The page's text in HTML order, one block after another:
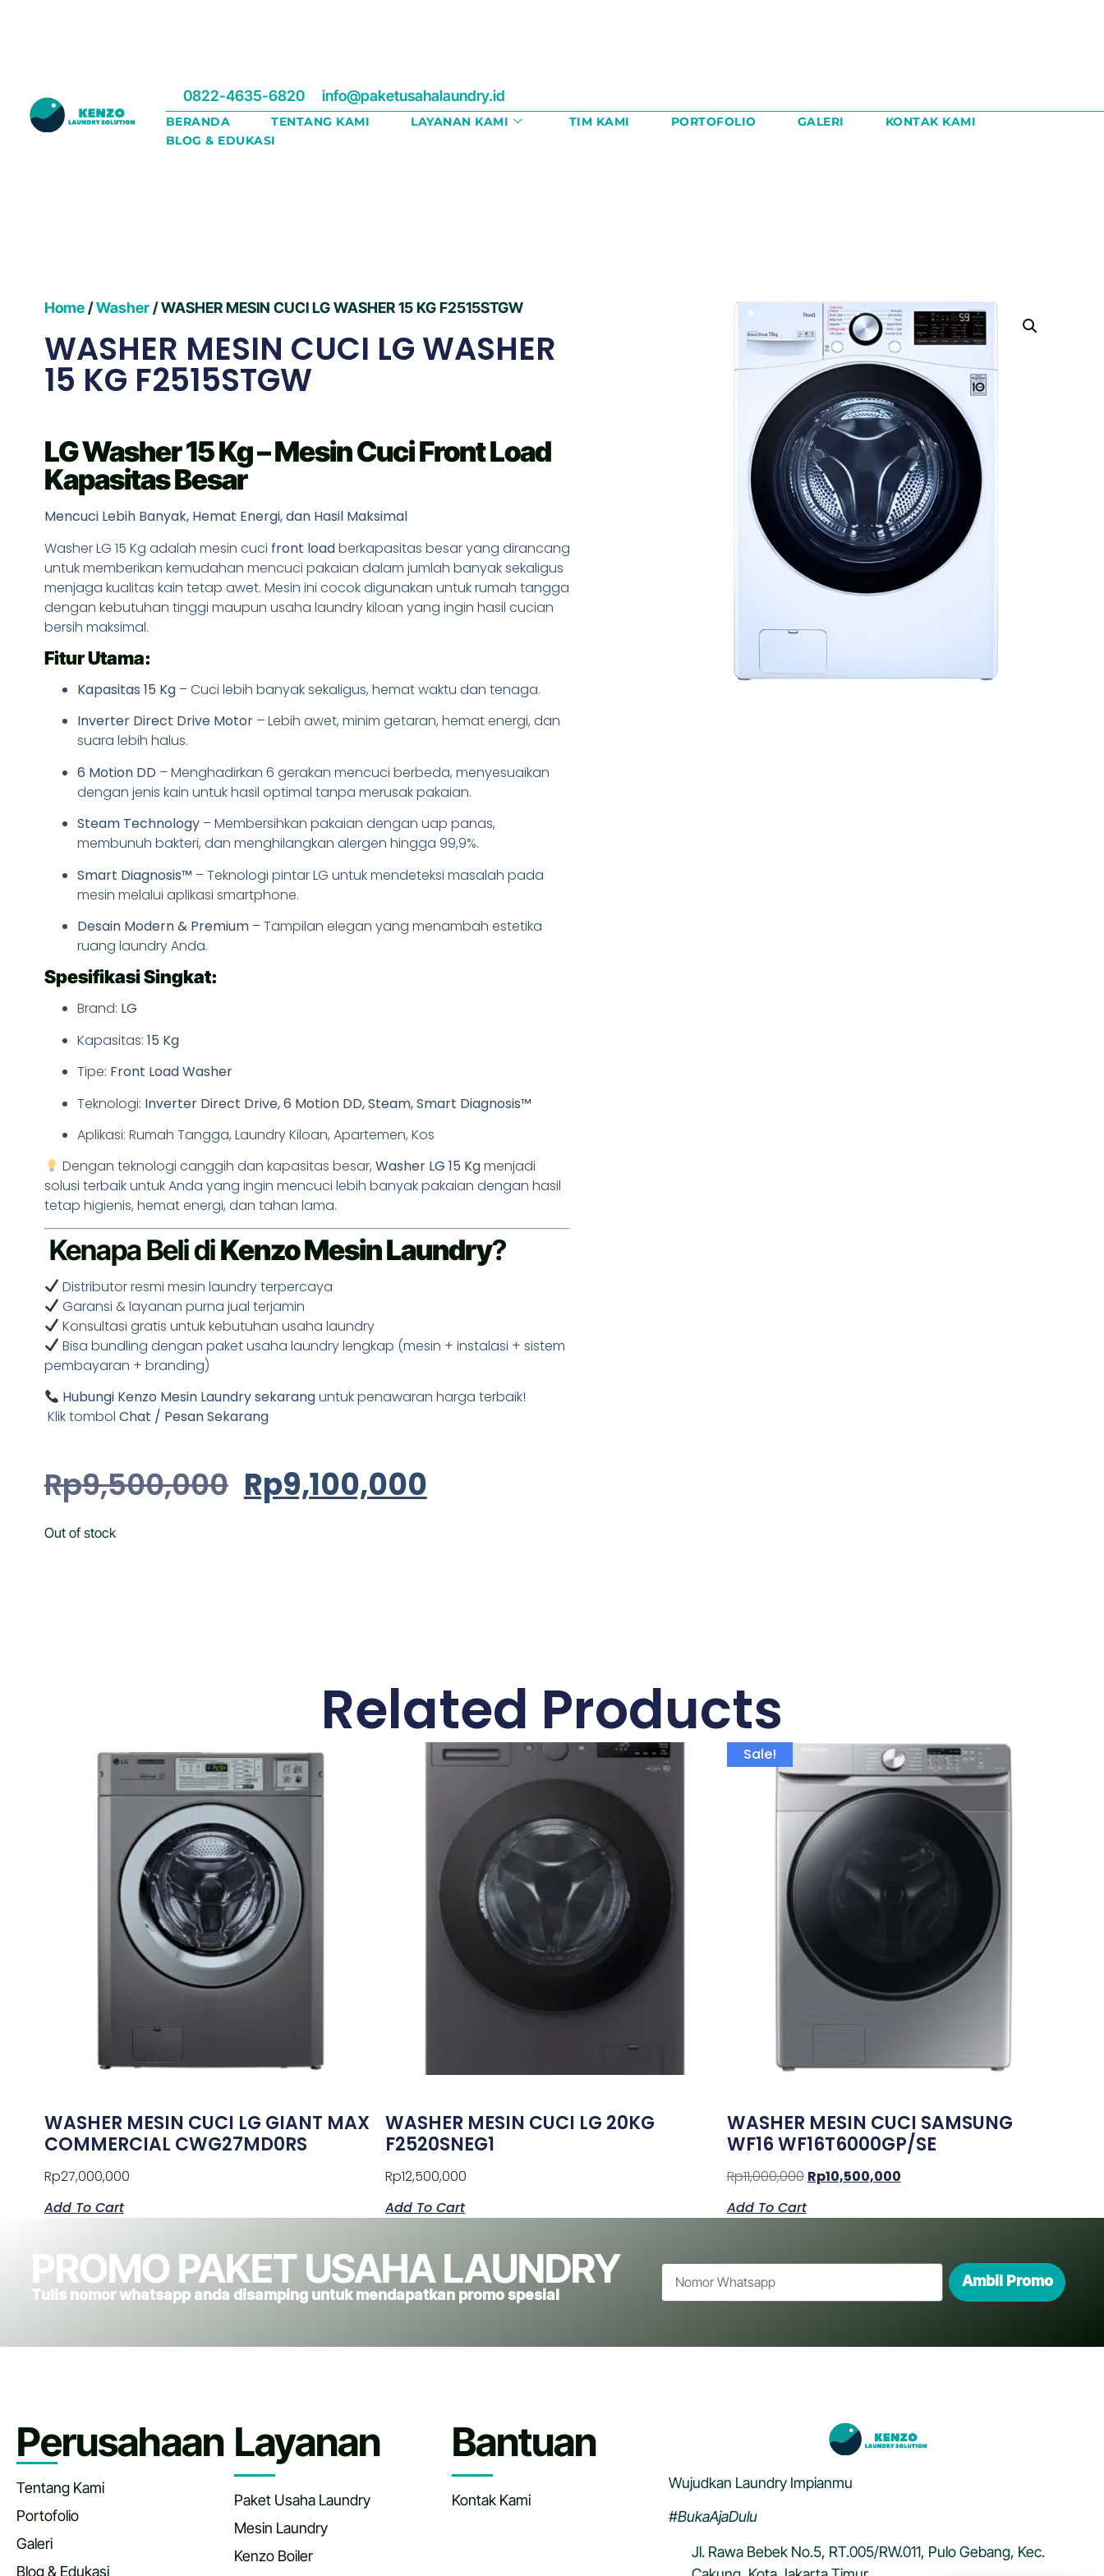
0822-4635-6820 info@paketusahalaundry.id
BERANDA TENTANG KAMI LAYANAN KAMI TIM KAMI PORTOFOLIO GALERI
KONTAK KAMI
BLOG & EDUKASI
Home/Washer/ WASHER MESIN CUCI LG WASHER 15 KG F2515STGW
WASHER MESIN CUCI LG WASHER
15 KG F2515STGW
LG Washer 15 Kg – Mesin Cuci Front Load
Kapasitas Besar
Mencuci Lebih Banyak, Hemat Energi, dan Hasil Maksimal
Washer LG 15 Kg adalah mesin cuci front loadberkapasitas besar yang dirancang
untuk memberikan kemudahan mencuci pakaian dalam jumlah banyak sekaligus
menjaga kualitas kain tetap awet. Mesin ini cocok digunakan untuk rumah tangga
dengan kebutuhan tinggi maupun usaha laundry kiloan yang ingin hasil cucian
bersih maksimal.
Fitur Utama:
Kapasitas 15 Kg– Cuci lebih banyak sekaligus, hemat waktu dan tenaga.
Inverter Direct Drive Motor– Lebih awet, minim getaran, hemat energi, dan
suara lebih halus.
6 Motion DD – Menghadirkan 6 gerakan mencuci berbeda, menyesuaikan
dengan jenis kain untuk hasil optimal tanpa merusak pakaian.
Steam Technology– Membersihkan pakaian dengan uap panas,
membunuh bakteri, dan menghilangkan alergen hingga 99,9%.
Smart Diagnosis™ – Teknologi pintar LG untuk mendeteksi masalah pada
mesin melalui aplikasi smartphone.
Desain Modern & Premium– Tampilan elegan yang menambah estetika
ruang laundry Anda.
Spesifikasi Singkat:
Brand: LG
Kapasitas: 15 Kg
Tipe: Front Load Washer
Teknologi: Inverter Direct Drive, 6 Motion DD, Steam, Smart Diagnosis™
Aplikasi: Rumah Tangga, Laundry Kiloan, Apartemen, Kos
Dengan teknologi canggih dan kapasitas besar, Washer LG 15 Kgmenjadi
solusi terbaik untuk Anda yang ingin mencuci lebih banyak pakaian dengan hasil
tetap higienis, hemat energi, dan tahan lama.
Kenapa Beli diKenzo Mesin Laundry?
Distributor resmi mesin laundry terpercaya
Garansi & layanan purna jual terjamin
Konsultasi gratis untuk kebutuhan usaha laundry
Bisa bundling dengan paket usaha laundry lengkap (mesin + instalasi + sistem
pembayaran + branding)
Hubungi Kenzo Mesin Laundry sekaranguntuk penawaran harga terbaik!
Klik tombol Chat / Pesan Sekarang
Rp9,500,000 Rp9,100,000
Out of stock
Related Products
WASHER MESIN CUCI LG GIANT MAX
COMMERCIAL CWG27MD0RS
Rp27,000,000
Add To Cart
WASHER MESIN CUCI LG 20KG
F2520SNEG1
Rp12,500,000
Add To Cart
Sale!
WASHER MESIN CUCI SAMSUNG
WF16 WF16T6000GP/SE
Rp11,000,000 Rp10,500,000
Add To Cart
PROMO PAKET USAHA LAUNDRY
Tulis nomor whatsapp anda disamping untuk mendapatkan promo spesial
Ambil Promo
Perusahaan
Tentang Kami
Portofolio
Galeri
Blog & Edukasi
Layanan
Paket Usaha Laundry
Mesin Laundry
Kenzo Boiler
Bantuan
Kontak Kami
Wujudkan Laundry Impianmu
#BukaAjaDulu
Jl. Rawa Bebek No.5, RT.005/RW.011, Pulo Gebang, Kec.